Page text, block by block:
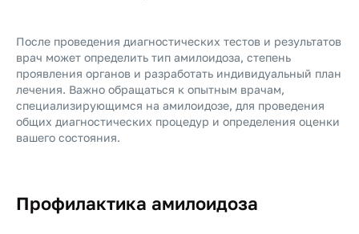
После проведения диагностических тестов и результатов
врач может определить тип амилоидоза, степень
проявления органов и разработать индивидуальный план
лечения. Важно обращаться к опытным врачам,
специализирующимся на амилоидозе, для проведения
общих диагностических процедур и определения оценки
вашего состояния.
Профилактика амилоидоза